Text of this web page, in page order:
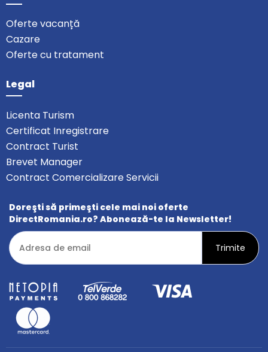
Oferte vacanță
Cazare
Oferte cu tratament
Legal
Licenta Turism
Certificat Inregistrare
Contract Turist
Brevet Manager
Contract Comercializare Servicii
Doreşti să primeşti cele mai noi oferte
DirectRomania.ro? Abonează-te la Newsletter!